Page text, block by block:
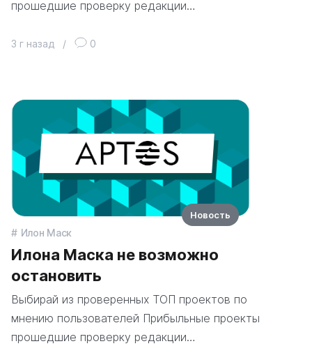
прошедшие проверку редакции…
3 г назад / 0
Илон Маск
Илона Маска не возможно
остановить
Выбирай из проверенных ТОП проектов по
мнению пользователей Прибыльные проекты
прошедшие проверку редакции…
Новость